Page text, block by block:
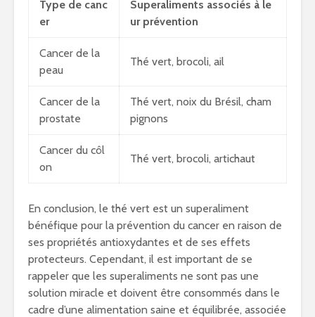
Type de canc
er
Superaliments associés à le
ur prévention
Cancer de la
peau
Thé vert, brocoli, ail
Cancer de la
prostate
Thé vert, noix du Brésil, cham
pignons
Cancer du côl
on
Thé vert, brocoli, artichaut
En conclusion, le thé vert est un superaliment
bénéfique pour la prévention du cancer en raison de
ses propriétés antioxydantes et de ses effets
protecteurs. Cependant, il est important de se
rappeler que les superaliments ne sont pas une
solution miracle et doivent être consommés dans le
cadre d’une alimentation saine et équilibrée, associée